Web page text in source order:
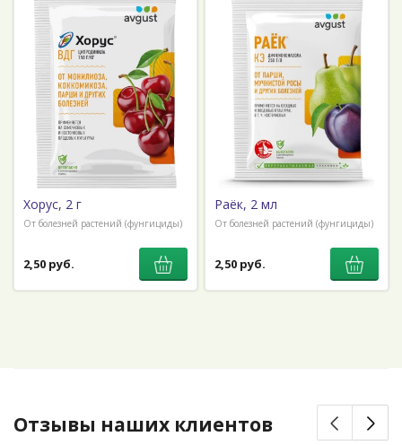
Хорус, 2 г
От болезней растений (фунгициды)
2,50 руб.
Раёк, 2 мл
От болезней растений (фунгициды)
2,50 руб.
Отзывы наших клиентов